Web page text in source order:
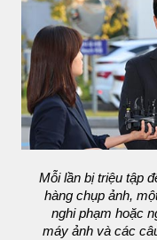
Mỗi lần bị triệu tập
hàng chụp ảnh,
nghi phạm hoặc
máy ảnh và các